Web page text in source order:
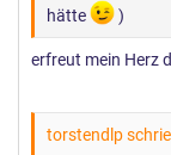
hätte
)
erfreut mein Herz
torstendlp